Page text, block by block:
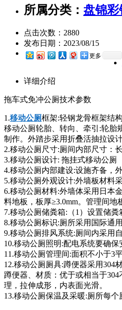
所属分类： 盘锦彩
点击次数： 2880
发布日期： 2023/08/15
更多
详细介绍
拖车式免冲公厕技术参数
1.移动公厕框架:轻钢龙骨框架结
移动公厕轮胎、转向、牵引:轮胎
制作。外踏步采用折叠活抽拉设
2.移动公厕尺寸:厕间内部尺寸：
3.移动公厕设计: 拖挂式移动公厕
4.移动公厕内部建设:设施齐备，
5.移动公厕外观设计:外墙板材料
6.移动公厕材料:外墙体采用日本
料地板，板厚≥3.0mm。管理间地
7.移动公厕储粪箱:（1）设置储
8.移动公厕标识:厕所采用国际通
9.移动公厕排风系统:厕间内采用
10.移动公厕照明:配电系统要确
11.移动公厕管理间:面积不小于3
12.移动公厕厕具:蹲便器采用304
蹲便器、材质：优于或相当于
理，拉伸成形，内表面光滑。
13.移动公厕保温及采暖:厕所每